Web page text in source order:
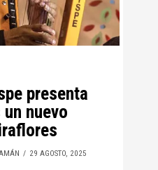
presenta
nuevo
29 AGOSTO, 2025